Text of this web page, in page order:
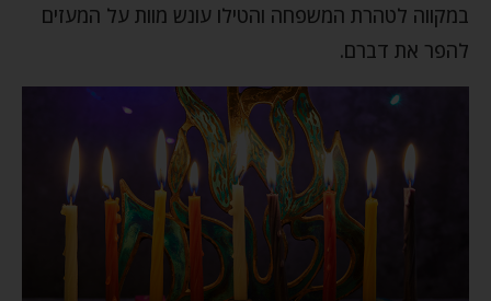
במקווה לטהרת המשפחה והטילו עונש מוות על המעזים
להפר את דברם.